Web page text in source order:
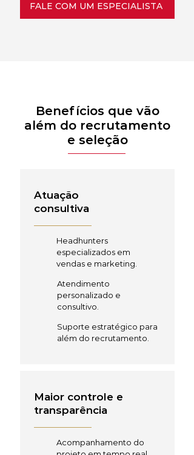
FALE COM UM ESPECIALISTA
Benefícios que vão
além do recrutamento
e seleção
Atuação
consultiva
Headhunters
especializados em
vendas e marketing.
Atendimento
personalizado e
consultivo.
Suporte estratégico para
além do recrutamento.
Maior controle e
transparência
Acompanhamento do